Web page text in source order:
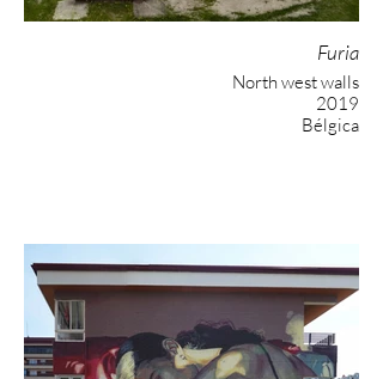
Furia
North west walls
2019
Bélgica